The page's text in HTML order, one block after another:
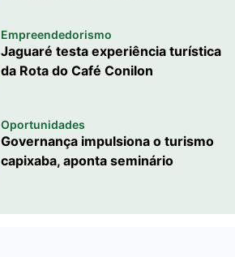
Empreendedorismo
Jaguaré testa experiência turística
da Rota do Café Conilon
Oportunidades
Governança impulsiona o turismo
capixaba, aponta seminário